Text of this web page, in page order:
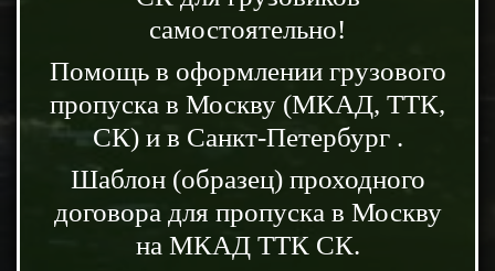
самостоятельно!
Помощь в оформлении грузового
пропуска в Москву (МКАД, ТТК,
СК) и в Санкт-Петербург .
Шаблон (образец) проходного
договора для пропуска в Москву
на МКАД ТТК СК.